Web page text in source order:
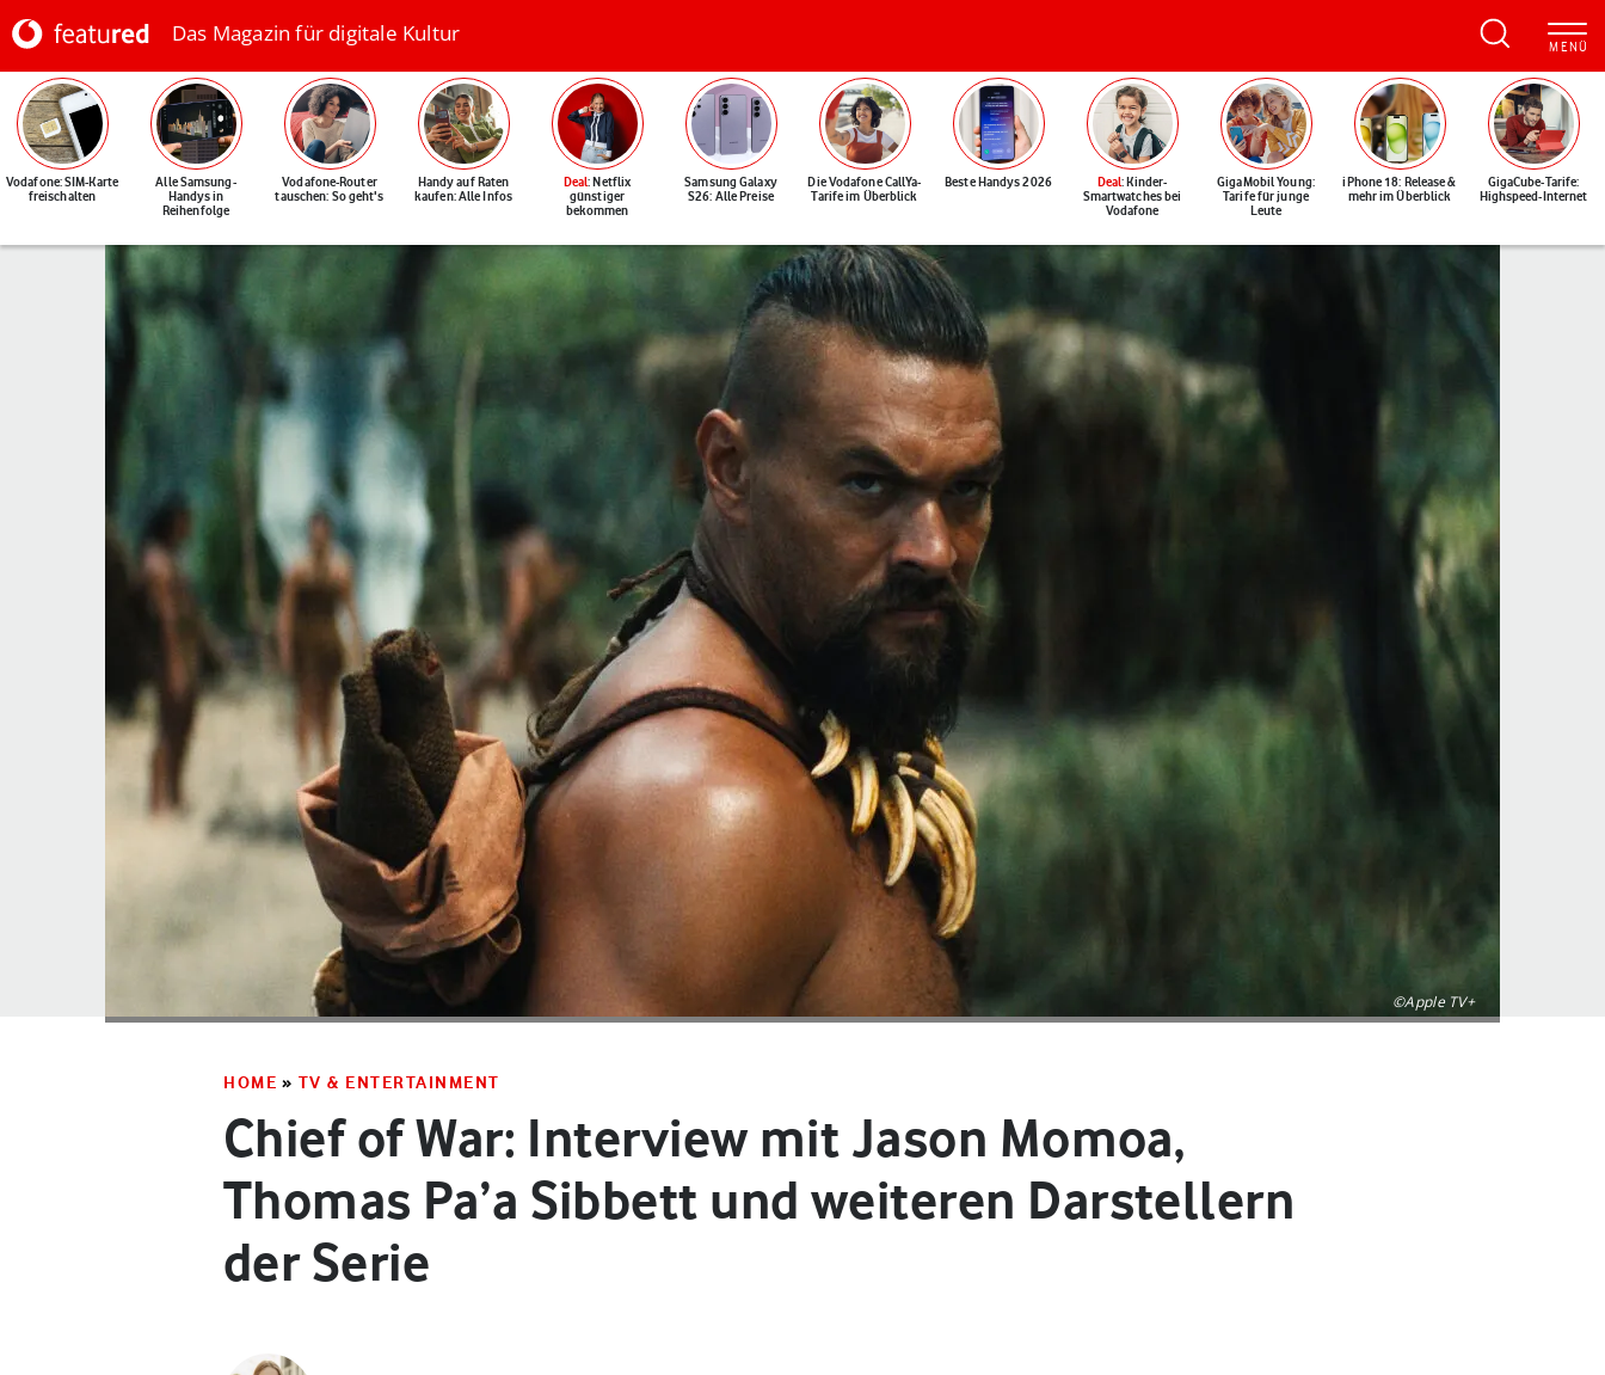
Das Magazin für digitale Kultur
Vodafone: SIM-Karte
freischalten
Alle Samsung-
Handys in
Reihenfolge
Vodafone-Router
tauschen: So geht's
Handy auf Raten
kaufen: Alle Infos
Deal: Netflix
günstiger
bekommen
Samsung Galaxy
S26: Alle Preise
Die Vodafone CallYa-
Tarife im Überblick
Beste Handys 2026 Deal: Kinder-
Smartwatches bei
Vodafone
GigaMobil Young:
Tarife für junge
Leute
iPhone 18: Release &
mehr im Überblick
GigaCube-Tarife:
Highspeed-Internet
©Apple TV+
HOME » TV & ENTERTAINMENT
Chief of War: Interview mit Jason Momoa,
Thomas Pa’a Sibbett und weiteren Darstellern
der Serie